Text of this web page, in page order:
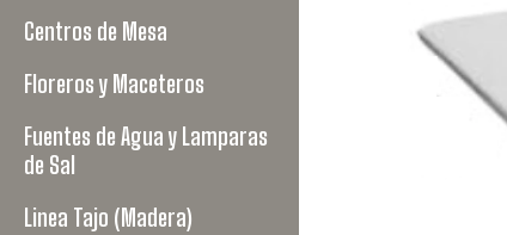
Centros de Mesa
Floreros y Maceteros
Fuentes de Agua y Lamparas
de Sal
Linea Tajo (Madera)